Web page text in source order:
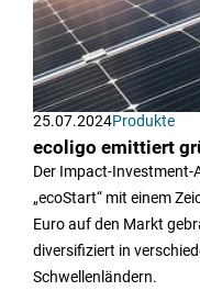
25.07.2024Produkte
ecoligo emittiert
Der Impact-Investment-
„ecoStart“ mit einem
Euro auf den Markt
diversifiziert in
Schwellenländern.